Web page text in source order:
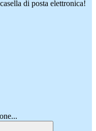
di posta elettronica!